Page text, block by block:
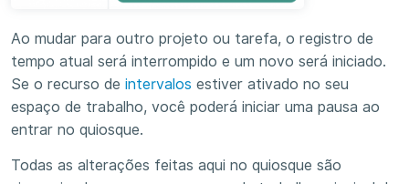
Ao mudar para outro projeto ou tarefa, o registro de
tempo atual será interrompido e um novo será iniciado.
Se o recurso de intervalos estiver ativado no seu
espaço de trabalho, você poderá iniciar uma pausa ao
entrar no quiosque.
Todas as alterações feitas aqui no quiosque são